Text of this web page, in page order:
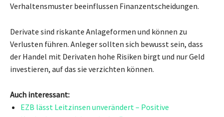
Verhaltensmuster beeinflussen Finanzentscheidungen.
Derivate sind riskante Anlageformen und können zu
Verlusten führen. Anleger sollten sich bewusst sein, dass
der Handel mit Derivaten hohe Risiken birgt und nur Geld
investieren, auf das sie verzichten können.
Auch interessant:
EZB lässt Leitzinsen unverändert – Positive